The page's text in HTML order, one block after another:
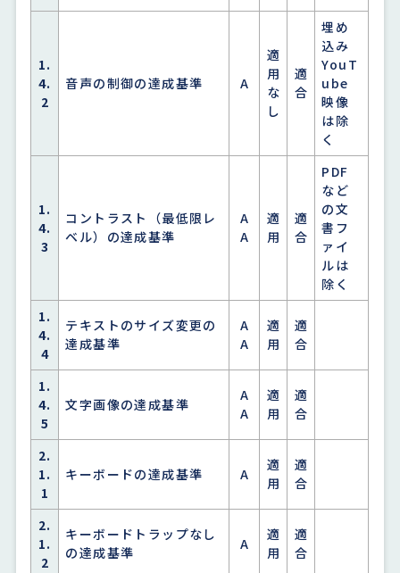
1.
4.
2
音声の制御の達成基準 A
適
用
な
し
適
合
埋め
込み
YouT
ube
映像
は除
く
1.
4.
3
コントラスト（最低限レ
ベル）の達成基準
A
A
適
用
適
合
PDF
など
の文
書フ
ァイ
ルは
除く
1.
4.
4
テキストのサイズ変更の
達成基準
A
A
適
用
適
合
1.
4.
5
文字画像の達成基準
A
A
適
用
適
合
2.
1.
1
キーボードの達成基準 A
適
用
適
合
2.
1.
2
キーボードトラップなし
の達成基準
A
適
用
適
合